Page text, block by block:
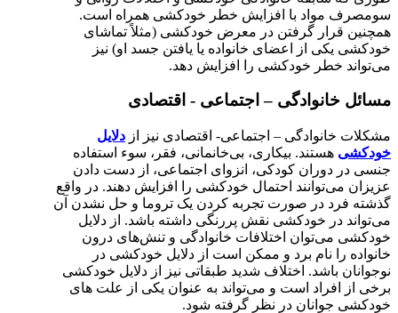
سومصرف مواد با افزایش خطر خودکشی همراه است.
همچنین قرار گرفتن در معرض خودکشی (مثلاً تماشای
خودکشی یکی از اعضای خانواده یا یافتن جسد او) نیز
می‌تواند خطر خودکشی را افزایش دهد.
مسائل خانوادگی – اجتماعی - اقتصادی
مشکلات خانوادگی – اجتماعی- اقتصادی نیز از دلایل
خودکشی هستند. بیکاری، بی‌خانمانی، فقر، سوء استفاده
جنسی در دوران کودکی، انزوای اجتماعی، از دست دادن
عزیزان می‌توانند احتمال خودکشی را افزایش دهند. در واقع
گذشته فرد در صورت تجربه کردن یک تروما و حل نشدن آن
می‌تواند در خودکشی نقش پررنگی داشته باشد. از دلایل
خودکشی می‌توان اختلافات خانوادگی و تنش‌های درون
خانواده را نام برد و ممکن است از دلایل خودکشی در
نوجوانان باشد. اختلاف شدید طبقاتی نیز از دلایل خودکشی
برخی از افراد است و می‌تواند به عنوان یکی از علت های
خودکشی جوانان در نظر گرفته شود.